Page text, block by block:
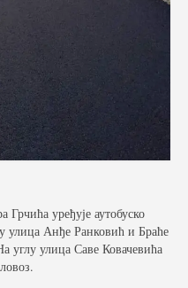
уређује аутобуско
улица Анђе Ранковић и Браће
углу улица Саве Ковачевића